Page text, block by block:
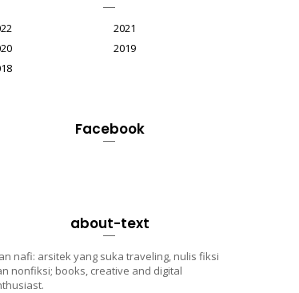
2021
2019
Facebook
about-text
nafi: arsitek yang suka traveling, nulis fiksi
nonfiksi; books, creative and digital